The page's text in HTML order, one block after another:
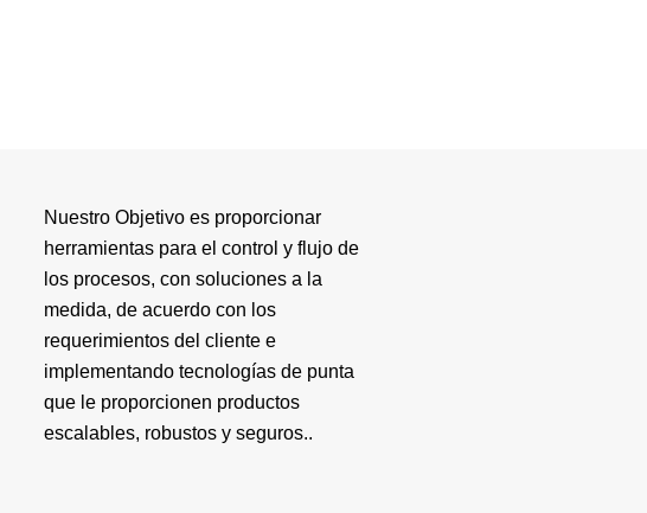
Nuestro Objetivo es proporcionar
herramientas para el control y flujo de
los procesos, con soluciones a la
medida, de acuerdo con los
requerimientos del cliente e
implementando tecnologías de punta
que le proporcionen productos
escalables, robustos y seguros..